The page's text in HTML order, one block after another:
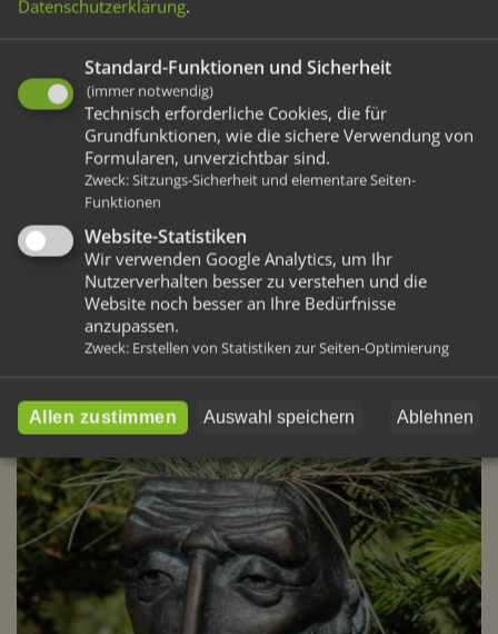
Datenschutzerklärung.
Standard-Funktionen und Sicherheit
(immer notwendig)
Technisch erforderliche Cookies, die für
Grundfunktionen, wie die sichere Verwendung von
Formularen, unverzichtbar sind.
Zweck:Sitzungs-Sicherheit und elementare Seiten-
Funktionen
Website-Statistiken
Wir verwenden Google Analytics, um Ihr
Nutzerverhalten besser zu verstehen und die
Website noch besser an Ihre Bedürfnisse
anzupassen.
Zweck: Erstellen von Statistiken zur Seiten-Optimierung
Allen zustimmen Auswahl speichern Ablehnen